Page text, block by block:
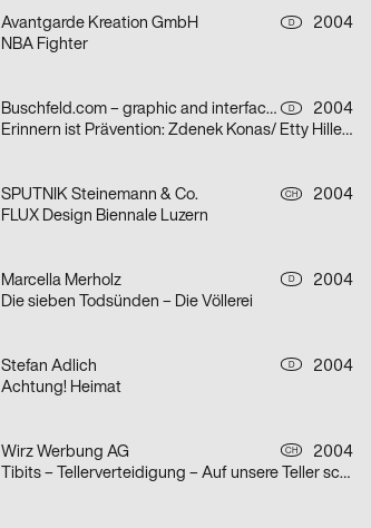
Avantgarde Kreation GmbH D
2004
NBA Fighter
Buschfeld.com – graphic and interface design D
2004
Erinnern ist Prävention: Zdenek Konas/ Etty Hillesum / Schimon Mendel
SPUTNIK Steinemann & Co. CH
2004
FLUX Design Biennale Luzern
Marcella Merholz D
2004
Die sieben Todsünden – Die Völlerei
Stefan Adlich D
2004
Achtung! Heimat
Wirz Werbung AG CH
2004
Tibits – Tellerverteidigung – Auf unsere Teller schaffts kein Fleisch